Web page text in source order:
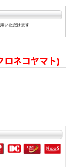
ロネコヤマト)